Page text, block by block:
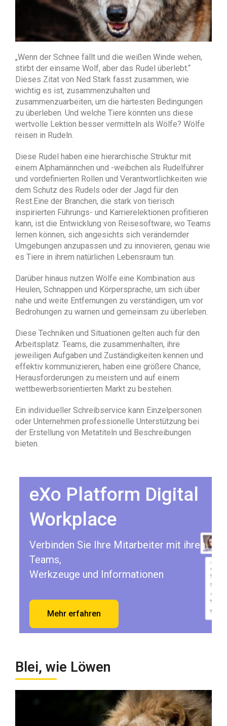
„Wenn der Schnee fällt und die weißen Winde wehen,
stirbt der einsame Wolf, aber das Rudel überlebt.“
Dieses Zitat von Ned Stark fasst zusammen, wie
wichtig es ist, zusammenzuhalten und
zusammenzuarbeiten, um die härtesten Bedingungen
zu überleben. Und welche Tiere könnten uns diese
wertvolle Lektion besser vermitteln als Wölfe? Wölfe
reisen in Rudeln.
Diese Rudel haben eine hierarchische Struktur mit
einem Alphamännchen und -weibchen als Rudelführer
und vordefinierten Rollen und Verantwortlichkeiten wie
dem Schutz des Rudels oder der Jagd für den
Rest.Eine der Branchen, die stark von tierisch
inspirierten Führungs- und Karrierelektionen profitieren
kann, ist die Entwicklung von Reisesoftware, wo Teams
lernen können, sich angesichts sich verändernder
Umgebungen anzupassen und zu innovieren, genau wie
es Tiere in ihrem natürlichen Lebensraum tun.
Darüber hinaus nutzen Wölfe eine Kombination aus
Heulen, Schnappen und Körpersprache, um sich über
nahe und weite Entfernungen zu verständigen, um vor
Bedrohungen zu warnen und gemeinsam zu überleben.
Diese Techniken und Situationen gelten auch für den
Arbeitsplatz. Teams, die zusammenhalten, ihre
jeweiligen Aufgaben und Zuständigkeiten kennen und
effektiv kommunizieren, haben eine größere Chance,
Herausforderungen zu meistern und auf einem
wettbewerbsorientierten Markt zu bestehen.
Ein individueller Schreibservice kann Einzelpersonen
oder Unternehmen professionelle Unterstützung bei
der Erstellung von Metatiteln und Beschreibungen
bieten.
eXo Platform Digital
Workplace
Verbinden Sie Ihre Mitarbeiter mit ihren
Teams,
Werkzeuge und Informationen
Mehr erfahren
Blei, wie Löwen